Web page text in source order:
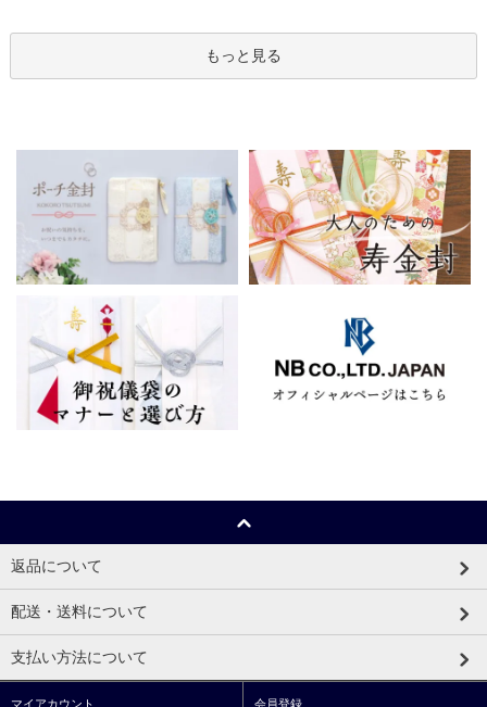
もっと見る
返品について
配送・送料について
支払い方法について
マイアカウント 会員登録